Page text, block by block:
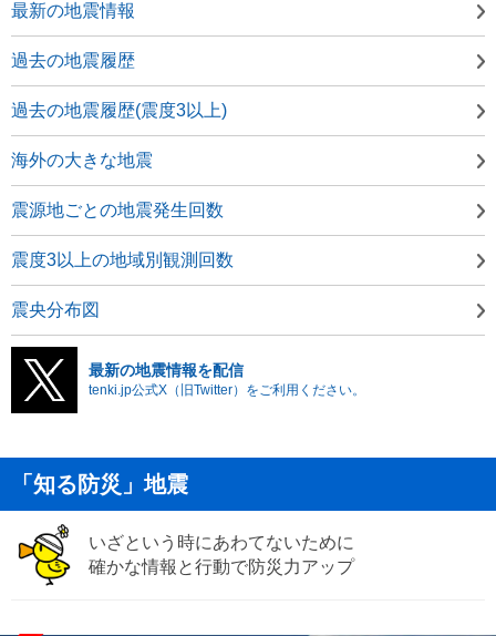
最新の地震情報
過去の地震履歴
過去の地震履歴(震度3以上)
海外の大きな地震
震源地ごとの地震発生回数
震度3以上の地域別観測回数
震央分布図
最新の地震情報を配信
tenki.jp公式X（旧Twitter）をご利用ください。
「知る防災」地震
いざという時にあわてないために
確かな情報と行動で防災力アップ